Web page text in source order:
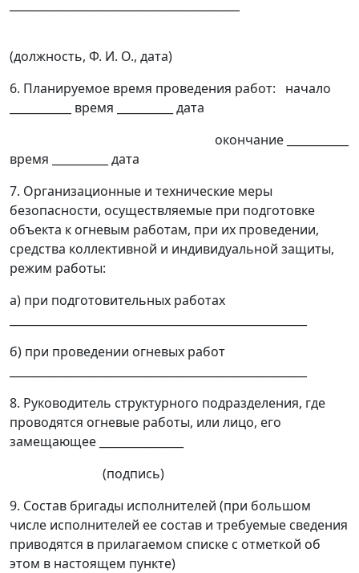
(должность, Ф. И. О., дата)
6. Планируемое время проведения работ: начало
___________ время __________ дата
окончание ___________
время __________ дата
7. Организационные и технические меры
безопасности, осуществляемые при подготовке
объекта к огневым работам, при их проведении,
средства коллективной и индивидуальной защиты,
режим работы:
а) при подготовительных работах
б) при проведении огневых работ
8. Руководитель структурного подразделения, где
проводятся огневые работы, или лицо, его
замещающее _______________
(подпись)
9. Состав бригады исполнителей (при большом
числе исполнителей ее состав и требуемые сведения
приводятся в прилагаемом списке с отметкой об
этом в настоящем пункте)